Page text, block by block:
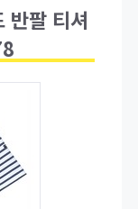
반팔 티셔